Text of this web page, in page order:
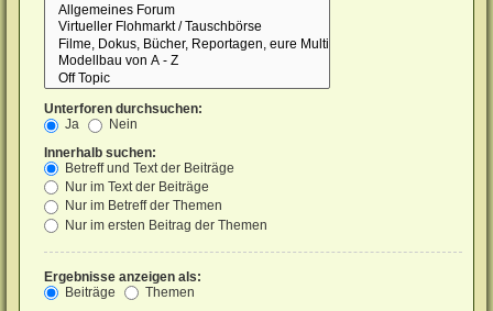
Unterforen durchsuchen:
Ja
Nein
Innerhalb suchen:
Betreff und Text der Beiträge
Nur im Text der Beiträge
Nur im Betreff der Themen
Nur im ersten Beitrag der Themen
Ergebnisse anzeigen als:
Beiträge
Themen